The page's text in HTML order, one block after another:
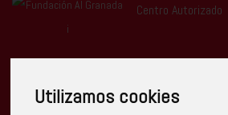
Utilizamos cookies
Centro Autorizado